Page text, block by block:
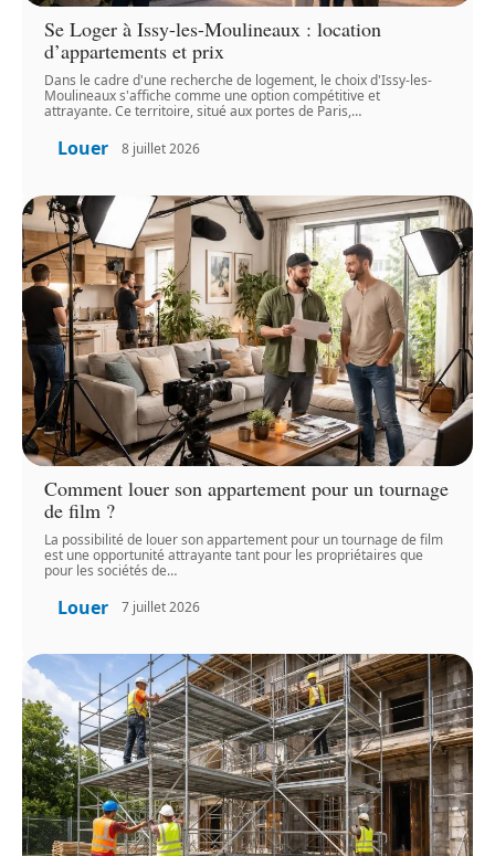
Se Loger à Issy-les-Moulineaux : location
d’appartements et prix
Dans le cadre d'une recherche de logement, le choix d'Issy-les-
Moulineaux s'affiche comme une option compétitive et
attrayante. Ce territoire, situé aux portes de Paris,…
Louer 8 juillet 2026
Comment louer son appartement pour un tournage
de film ?
La possibilité de louer son appartement pour un tournage de film
est une opportunité attrayante tant pour les propriétaires que
pour les sociétés de…
Louer 7 juillet 2026